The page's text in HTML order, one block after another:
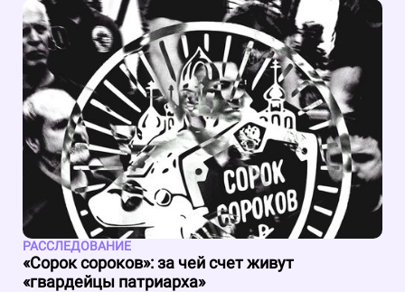
РАССЛЕДОВАНИЕ
«Сорок сороков»: за чей счет живут
«гвардейцы патриарха»